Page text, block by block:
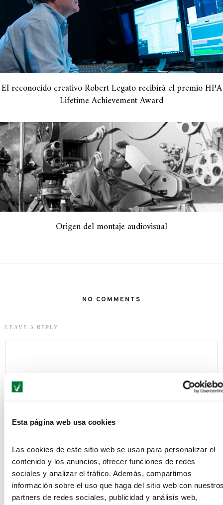
Esta página web usa cookies
Las cookies de este sitio web se usan para personalizar el
contenido y los anuncios, ofrecer funciones de redes
sociales y analizar el tráfico. Además, compartimos
información sobre el uso que haga del sitio web con
partners de redes sociales, publicidad y análisis web,
El reconocido creativo Robert Legato recibirá el premio HPA
Lifetime Achievement Award
Origen del montaje audiovisual
NO COMMENTS
LEAVE A REPLY
Save my name, email, and website in this browser for the next
time I comment.
Información básica acerca de cómo protegemos tus datos conforme al
Reglamento General de Protección de Datos (Reglamento UE 2016/679)